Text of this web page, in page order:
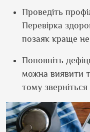
Проведіть
Перевірка
позаяк краще
Поповніть
можна виявити
тому зверніться